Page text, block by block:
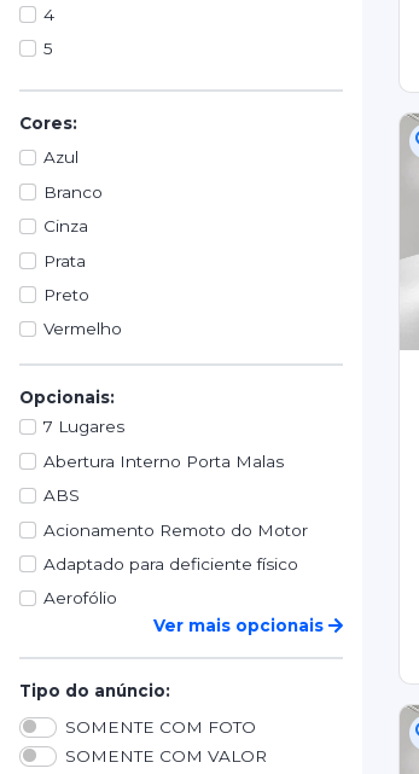
4
5
Cores:
Azul
Branco
Cinza
Prata
Preto
Vermelho
Opcionais:
7 Lugares
Abertura Interno Porta Malas
ABS
Acionamento Remoto do Motor
Adaptado para deficiente físico
Aerofólio
Ver mais opcionais
Tipo do anúncio:
SOMENTE COM FOTO
SOMENTE COM VALOR